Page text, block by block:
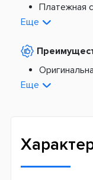
Платная
По тарифам
Платная
Новая почта
Платежная
На
Еще
поставщиков
Еще